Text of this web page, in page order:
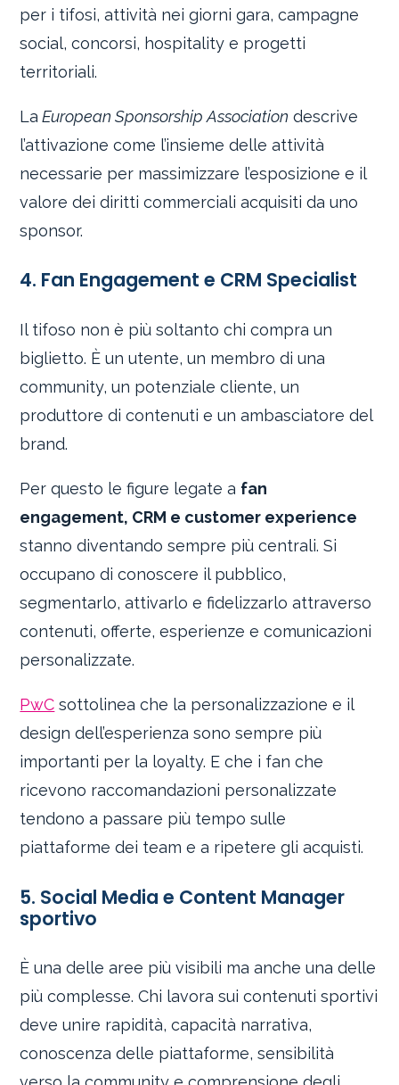
per i tifosi, attività nei giorni gara, campagne
social, concorsi, hospitality e progetti
territoriali.
La European Sponsorship Association descrive
l’attivazione come l’insieme delle attività
necessarie per massimizzare l’esposizione e il
valore dei diritti commerciali acquisiti da uno
sponsor.
4. Fan Engagement e CRM Specialist
Il tifoso non è più soltanto chi compra un
biglietto. È un utente, un membro di una
community, un potenziale cliente, un
produttore di contenuti e un ambasciatore del
brand.
Per questo le figure legate a fan
engagement, CRM e customer experience
stanno diventando sempre più centrali. Si
occupano di conoscere il pubblico,
segmentarlo, attivarlo e fidelizzarlo attraverso
contenuti, offerte, esperienze e comunicazioni
personalizzate.
PwC sottolinea che la personalizzazione e il
design dell’esperienza sono sempre più
importanti per la loyalty. E che i fan che
ricevono raccomandazioni personalizzate
tendono a passare più tempo sulle
piattaforme dei team e a ripetere gli acquisti.
5. Social Media e Content Manager
sportivo
È una delle aree più visibili ma anche una delle
più complesse. Chi lavora sui contenuti sportivi
deve unire rapidità, capacità narrativa,
conoscenza delle piattaforme, sensibilità